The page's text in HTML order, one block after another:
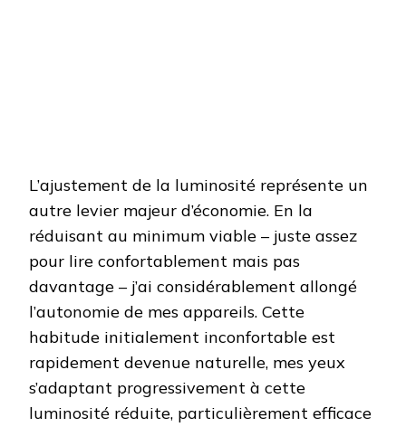
L’ajustement de la luminosité représente un
autre levier majeur d’économie. En la
réduisant au minimum viable – juste assez
pour lire confortablement mais pas
davantage – j’ai considérablement allongé
l’autonomie de mes appareils. Cette
habitude initialement inconfortable est
rapidement devenue naturelle, mes yeux
s’adaptant progressivement à cette
luminosité réduite, particulièrement efficace